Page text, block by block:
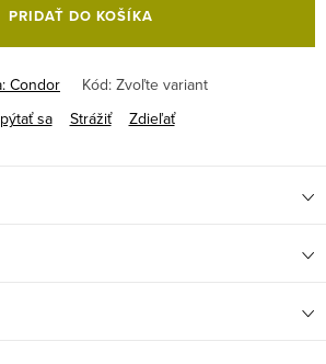
PRIDAŤ DO KOŠÍKA
Condor Kód: Zvoľte variant
sa
Strážiť Zdieľať